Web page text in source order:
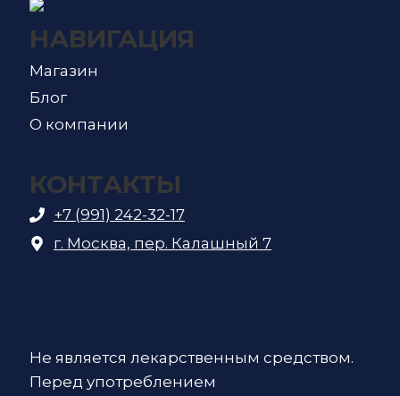
НАВИГАЦИЯ
Магазин
Блог
О компании
КОНТАКТЫ
+7 (991) 242-32-17
г. Москва, пер. Калашный 7
Не является лекарственным средством.
Перед употреблением